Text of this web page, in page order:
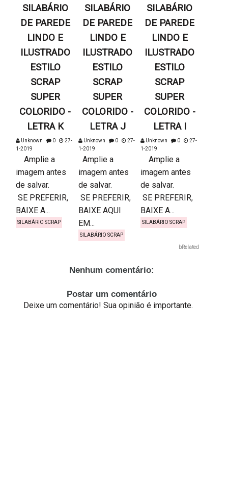
SILABÁRIO
DE PAREDE
LINDO E
ILUSTRADO
ESTILO
SCRAP
SUPER
COLORIDO -
LETRA K
Unknown 0
27-
1-2019
Amplie a
imagem antes
de salvar.
SE PREFERIR,
BAIXE A...
SILABÁRIO SCRAP
SILABÁRIO
DE PAREDE
LINDO E
ILUSTRADO
ESTILO
SCRAP
SUPER
COLORIDO -
LETRA J
Unknown 0
27-
1-2019
Amplie a
imagem antes
de salvar.
SE PREFERIR,
BAIXE AQUI
EM...
SILABÁRIO SCRAP
SILABÁRIO
DE PAREDE
LINDO E
ILUSTRADO
ESTILO
SCRAP
SUPER
COLORIDO -
LETRA I
Unknown 0
27-
1-2019
Amplie a
imagem antes
de salvar.
SE PREFERIR,
BAIXE A...
SILABÁRIO SCRAP
bRelated
Nenhum comentário:
Postar um comentário
Deixe um comentário! Sua opinião é importante.